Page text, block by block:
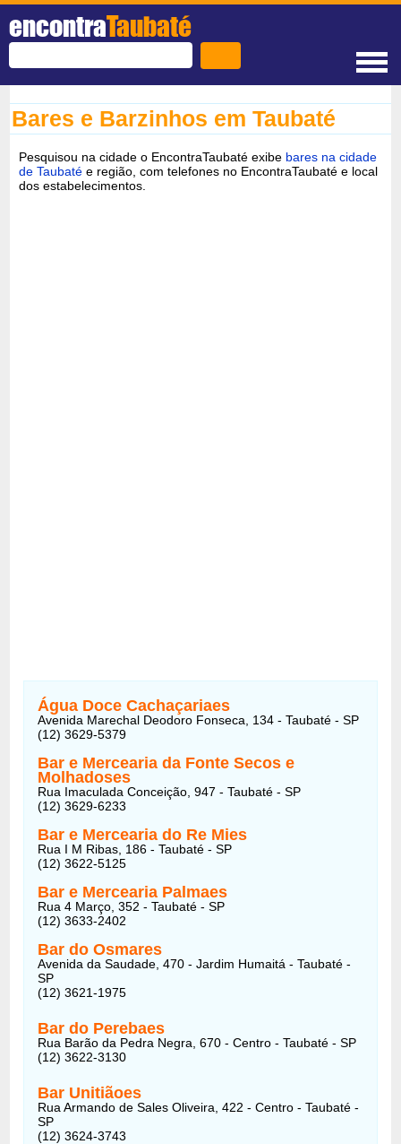
encontraTaubaté
Bares e Barzinhos em Taubaté
Pesquisou na cidade o EncontraTaubaté exibe bares na cidade
de Taubaté e região, com telefones no EncontraTaubaté e local
dos estabelecimentos.
Água Doce Cachaçariaes
Avenida Marechal Deodoro Fonseca, 134 - Taubaté - SP
(12) 3629-5379
Bar e Mercearia da Fonte Secos e
Molhadoses
Rua Imaculada Conceição, 947- Taubaté - SP
(12) 3629-6233
Bar e Mercearia do Re Mies
Rua I M Ribas, 186 - Taubaté - SP
(12) 3622-5125
Bar e Mercearia Palmaes
Rua 4 Março, 352 - Taubaté - SP
(12) 3633-2402
Bar do Osmares
Avenida da Saudade, 470 - Jardim Humaitá - Taubaté -
SP
(12) 3621-1975
Bar do Perebaes
Rua Barão da Pedra Negra, 670 - Centro - Taubaté - SP
(12) 3622-3130
Bar Unitiãoes
Rua Armando de Sales Oliveira, 422 - Centro - Taubaté -
SP
(12) 3624-3743